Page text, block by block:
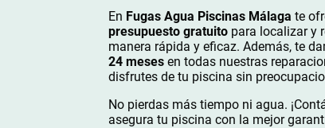
En Fugas Agua Piscinas Málaga te
presupuesto gratuito para localizar y
manera rápida y eficaz. Además, te
24 meses en todas nuestras
disfrutes de tu piscina sin
No pierdas más tiempo ni agua.
asegura tu piscina con la mejor